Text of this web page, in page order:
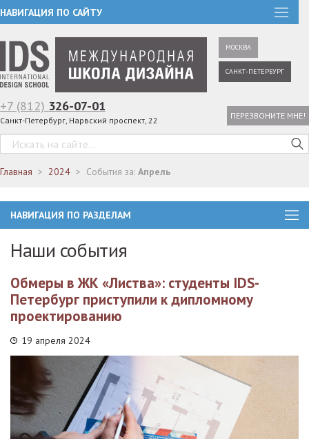
НАВИГАЦИЯ ПО САЙТУ
МОСКВА
САНКТ-ПЕТЕРБУРГ
+7 (812) 326-07-01
Санкт-Петербург, Нарвский проспект, 22 ПЕРЕЗВОНИТЕ МНЕ!
Главная 2024 События за: Апрель
НАВИГАЦИЯ ПО РАЗДЕЛАМ
Наши события
Обмеры в ЖК «Листва»: студенты IDS-
Петербург приступили к дипломному
проектированию
19 апреля 2024